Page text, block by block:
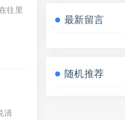
往里
清
最新留言
随机推荐